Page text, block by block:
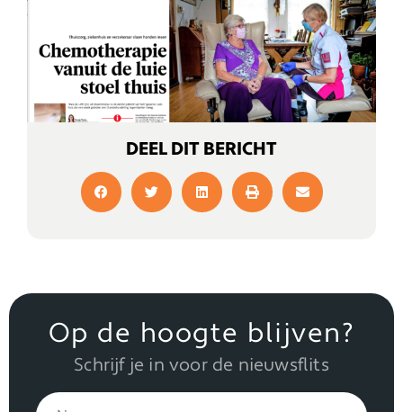
DEEL DIT BERICHT
Op de hoogte blijven?
Schrijf je in voor de nieuwsflits